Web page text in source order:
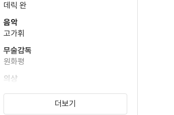
데릭 완
음악
고가휘
무술감독
원화평
의상
더보기